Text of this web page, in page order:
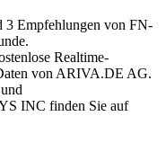
3 Empfehlungen von FN-
Realtime-
von ARIVA.DE AG.
INC finden Sie auf